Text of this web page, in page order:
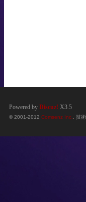
Powered by Discuz! X3.5
© 2001-2012 Comsenz Inc. . 技